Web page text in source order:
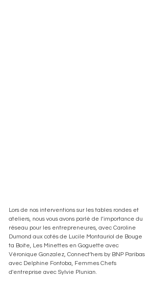
Lors de nos interventions sur les tables rondes et
ateliers, nous vous avons parlé de l’importance du
réseau pour les entrepreneures, avec Caroline
Dumond aux cotés de Lucile Montauriol de Bouge
ta Boite, Les Minettes en Goguette avec
Véronique Gonzalez, Connect'hers by BNP Paribas
avec Delphine Fontoba, Femmes Chefs
d'entreprise avec Sylvie Plunian.